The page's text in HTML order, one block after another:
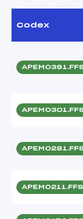
Codex
APEM0211.FFS